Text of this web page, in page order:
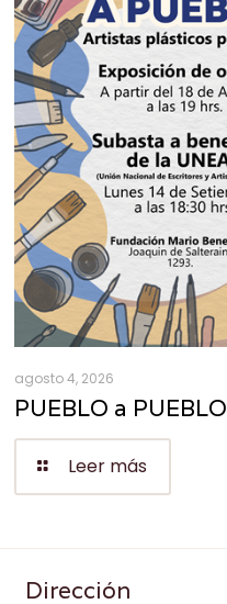
agosto 4, 2026
PUEBLO a PUEBLO
Leer más
Dirección